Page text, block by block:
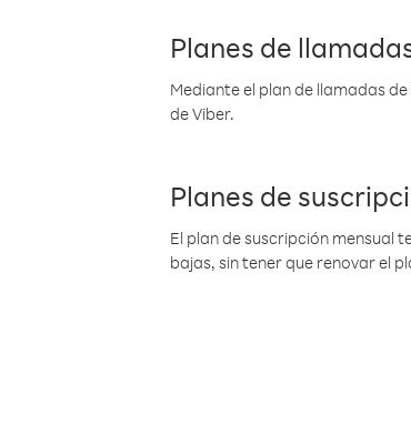
Planes de
Mediante el plan de llamadas
de Viber.
Planes de
El plan de suscripción mensual
bajas, sin tener que renovar el